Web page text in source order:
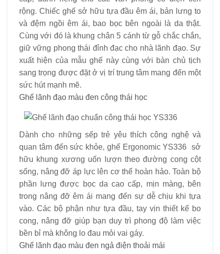
rộng. Chiếc ghế sở hữu tựa đầu êm ái, bản lưng to
và đệm ngồi êm ái, bao bọc bên ngoài là da thật.
Cùng với đó là khung chân 5 cánh từ gỗ chắc chắn,
giữ vững phong thái đỉnh đạc cho nhà lãnh đạo. Sự
xuất hiện của mẫu ghế này cùng với bàn chủ tịch
sang trọng được đặt ở vị trí trung tâm mang đến một
sức hút mạnh mẽ.
Ghế lãnh đạo màu đen công thái học
Dành cho những sếp trẻ yêu thích công nghệ và
quan tâm đến sức khỏe, ghế Ergonomic YS336 sở
hữu khung xương uốn lượn theo đường cong cột
sống, nâng đỡ áp lực lên cơ thể hoàn hảo. Toàn bộ
phần lưng được bọc da cao cấp, mịn màng, bên
trong nâng đỡ êm ái mang đến sự dễ chịu khi tựa
vào. Các bộ phận như tựa đầu, tay vịn thiết kế bo
cong, nâng đỡ giúp bạn duy trì phong độ làm việc
bền bỉ mà không lo đau mỏi vai gáy.
Ghế lãnh đạo màu đen ngả điện thoải mái